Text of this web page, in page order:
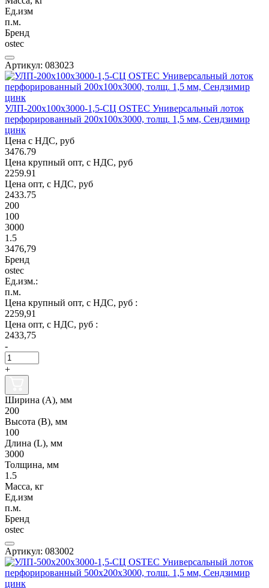
Ед.изм
п.м.
Бренд
ostec
Артикул: 083023
УЛП-200х100х3000-1,5-СЦ OSTEC Универсальный лоток
перфорированный 200х100х3000, толщ. 1,5 мм, Сендзимир
цинк
Цена с НДС, руб
3476.79
Цена крупный опт, с НДС, руб
2259.91
Цена опт, с НДС, руб
2433.75
200
100
3000
1.5
3476,79
Бренд
ostec
Ед.изм.:
п.м.
Цена крупный опт, с НДС, руб :
2259,91
Цена опт, с НДС, руб :
2433,75
-
+
Ширина (А), мм
200
Высота (В), мм
100
Длина (L), мм
3000
Толщина, мм
1.5
Масса, кг
Ед.изм
п.м.
Бренд
ostec
Артикул: 083002